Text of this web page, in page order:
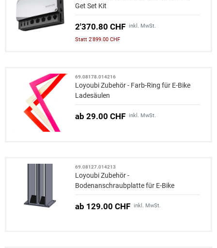
Get Set Kit
2'370.80 CHF inkl. MwSt.
Statt 2'899.00 CHF
69.08178.014216
Loyoubi Zubehör - Farb-Ring für E-Bike
Ladesäulen
ab 29.00 CHF inkl. MwSt.
69.08127.014213
Loyoubi Zubehör -
Bodenanschraubplatte für E-Bike
ab 129.00 CHF inkl. MwSt.